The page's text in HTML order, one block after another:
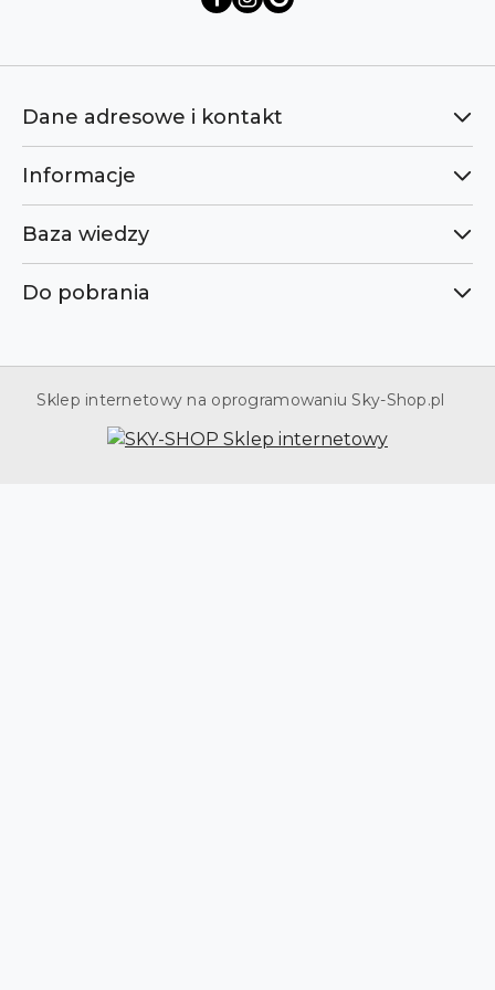
Dane adresowe i kontakt
Informacje
Baza wiedzy
Do pobrania
Sklep internetowy na oprogramowaniu Sky-Shop.pl